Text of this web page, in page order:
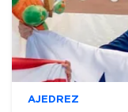
AJEDREZ